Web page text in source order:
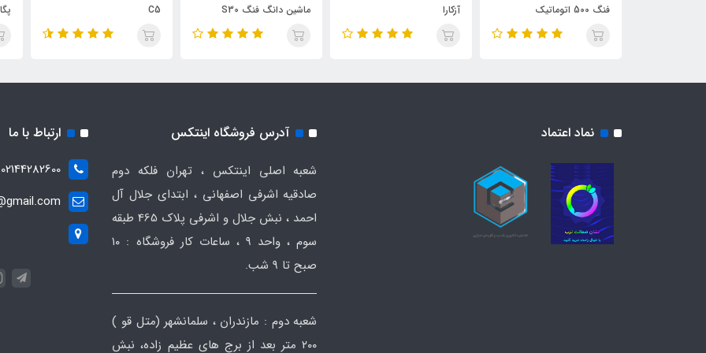
فنگ 500 اتوماتیک
آزکارا
ماشین دانگ فنگ S30
C5
نماد اعتماد آدرس فروشگاه اینتکس
شعبه اصلی اینتکس ، تهران فلکه دوم
صادقیه اشرفی اصفهانی ، ابتدای جلال آل
احمد ، نبش جلال و اشرفی پلاک 465 طبقه
سوم ، واحد ۹ ، ساعات کار فروشگاه : ۱۰
صبح تا ۹ شب.
شعبه دوم : مازندران ، سلمانشهر (متل قو )
۲۰۰ متر بعد از برج های عظیم زاده، نبش
ارتباط با ما
02144282600